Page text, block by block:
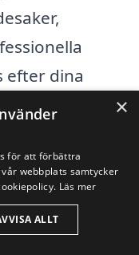
efter dina
är det
faktorer:
företag i en
×
för att förbättra
webbplats samtycker
Läs mer
ALLT